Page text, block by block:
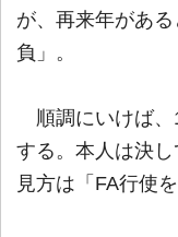
が、再来年があ
負」。
順調にいけば、
する。本人は決
見方は「FA行使